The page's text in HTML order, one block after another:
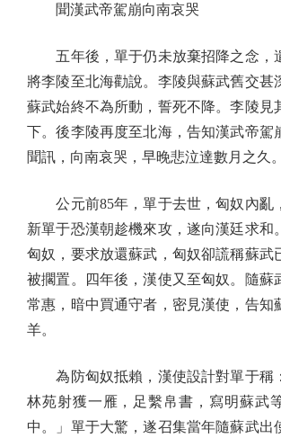
聞漢武帝駕崩向南哀哭
五年後，單于仍未放棄招降之念，
將李陵至北海勸說。李陵與蘇武舊交甚
蘇武始終不為所動，誓死不降。李陵見
下。後李陵再度至北海，告知漢武帝駕
聞訊，向南哀哭，早晚悲泣達數月之久。
公元前85年，單于去世，匈奴內亂
新單于恐漢朝趁機來攻，遂向漢廷求和
匈奴，要求放還蘇武，匈奴卻謊稱蘇武
被擱置。四年後，漢使又至匈奴。隨蘇
常惠，暗中買通守者，密見漢使，告知
羊。
為防匈奴抵賴，漢使設計對單于稱
林苑射獲一雁，足繫帛書，寫明蘇武
中。」單于大驚，遂召集當年隨蘇武出